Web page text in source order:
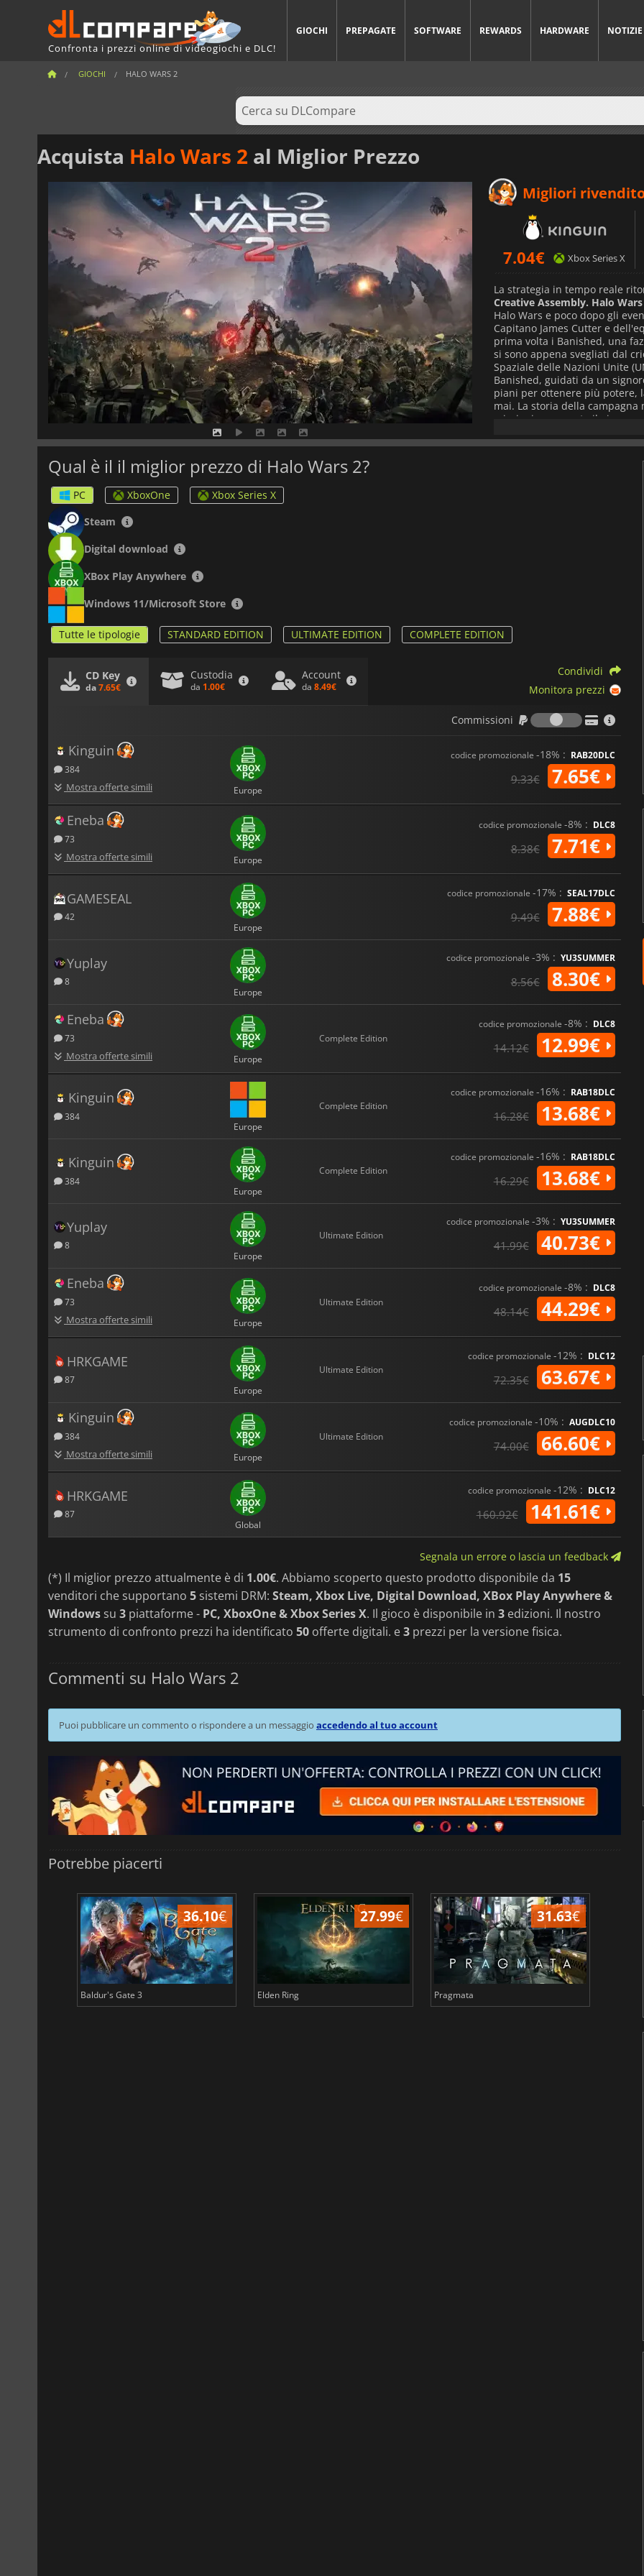
Confronta i prezzi online di videogiochi e DLC!
GIOCHI PREPAGATE SOFTWARE REWARDS HARDWARE NOTIZIE
GIOCHI HALO WARS 2
Acquista Halo Wars 2 al Miglior Prezzo
Migliori
7.04€ Xbox Series X
La strategia in tempo reale
Creative Assembly. Halo
Halo Wars e poco dopo gli
Capitano James Cutter e
prima volta i Banished, una
si sono appena svegliati dal
Spaziale delle Nazioni Unite
Banished, guidati da un
piani per ottenere più potere,
mai. La storia della
missioni e supporta il gioco
online per un massimo di 6
comando contro gli altri. Le
nemiche per conquistare la
l'universo e tu sei l'unico che
Qual è il il miglior prezzo di Halo Wars 2?
PC XboxOne
Xbox Series X
Steam
Digital download
XBox Play Anywhere
Windows 11/Microsoft Store
Tutte le tipologie STANDARD EDITION ULTIMATE EDITION COMPLETE EDITION
CD Key
da7.65€
Custodia
da 1.00€
Account
da 8.49€
Condividi
Monitora prezzi
Commissioni
Commissioni
Kinguin
384
Mostra offerte simili Europe
codice promozionale -18% : RAB20DLC
9.33€ 7.65€
Eneba
73
Mostra offerte simili Europe
codice promozionale -8% : DLC8
8.38€ 7.71€
GAMESEAL
42
Europe
codice promozionale -17% : SEAL17DLC
9.49€ 7.88€
Yuplay
8
Europe
codice promozionale -3% : YU3SUMMER
8.56€ 8.30€
Eneba
73
Mostra offerte simili Europe
Complete Edition
codice promozionale -8% : DLC8
14.12€ 12.99€
Kinguin
384
Europe
Complete Edition
codice promozionale -16% : RAB18DLC
16.28€ 13.68€
Kinguin
384
Europe
Complete Edition
codice promozionale -16% : RAB18DLC
16.29€ 13.68€
Yuplay
8
Europe
Ultimate Edition
codice promozionale -3% : YU3SUMMER
41.99€ 40.73€
Eneba
73
Mostra offerte simili Europe
Ultimate Edition
codice promozionale -8% : DLC8
48.14€ 44.29€
HRKGAME
87
Europe
Ultimate Edition
codice promozionale -12% : DLC12
72.35€ 63.67€
Kinguin
384
Mostra offerte simili Europe
Ultimate Edition
codice promozionale -10% : AUGDLC10
74.00€ 66.60€
HRKGAME
87
Global
codice promozionale -12% : DLC12
160.92€ 141.61€
Segnala un errore o lascia un feedback
(*) Il miglior prezzo attualmente è di 1.00€. Abbiamo scoperto questo prodotto disponibile da 15
venditori che supportano 5 sistemi DRM: Steam, Xbox Live, Digital Download, XBox Play Anywhere &
Windows su 3 piattaforme - PC, XboxOne & Xbox Series X. Il gioco è disponibile in 3 edizioni. Il nostro
strumento di confronto prezzi ha identificato 50 offerte digitali. e3 prezzi per la versione fisica.
Commenti su Halo Wars 2
Puoi pubblicare un commento o rispondere a un messaggio accedendo al tuo account
Potrebbe piacerti
36.10€
Baldur's Gate 3
27.99€
Elden Ring
31.63€
Pragmata Total